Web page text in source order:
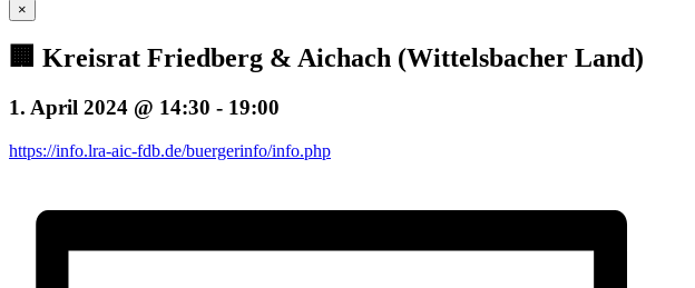
×
🏢 Kreisrat Friedberg & Aichach (Wittelsbacher Land)
1. April 2024 @ 14:30 - 19:00
https://info.lra-aic-fdb.de/buergerinfo/info.php